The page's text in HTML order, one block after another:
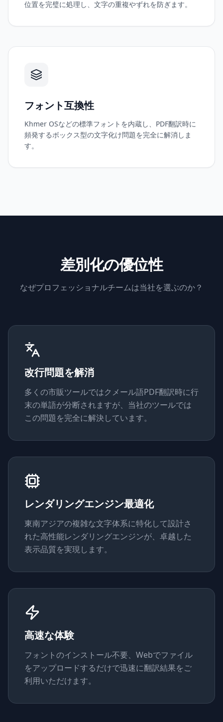
位置を完璧に処理し、文字の重複やずれを防ぎます。
フォント互換性
Khmer OSなどの標準フォントを内蔵し、PDF翻訳時に
頻発するボックス型の文字化け問題を完全に解消しま
す。
差別化の優位性
なぜプロフェッショナルチームは当社を選ぶのか？
改行問題を解消
多くの市販ツールではクメール語PDF翻訳時に行
末の単語が分断されますが、当社のツールでは
この問題を完全に解決しています。
レンダリングエンジン最適化
東南アジアの複雑な文字体系に特化して設計さ
れた高性能レンダリングエンジンが、卓越した
表示品質を実現します。
高速な体験
フォントのインストール不要、Webでファイル
をアップロードするだけで迅速に翻訳結果をご
利用いただけます。